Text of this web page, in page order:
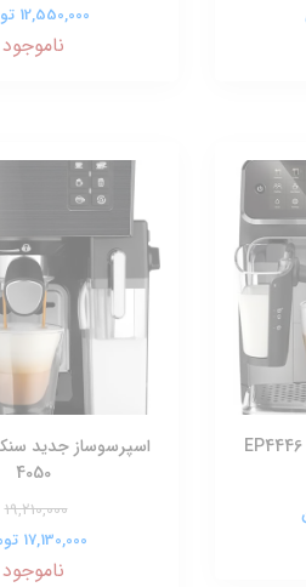
12,550,000 تومان
ناموجود
4050
19,210,000
17,130,000 تومان
ناموجود